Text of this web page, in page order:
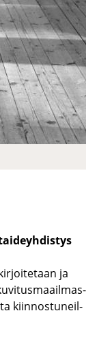
ja
kiin­nos­tu­neil­